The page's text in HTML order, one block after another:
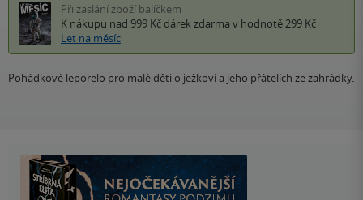
Při zaslání zboží balíčkem
K nákupu nad 999 Kč dárek zdarma v hodnotě 299 Kč
Let na měsíc
Pohádkové leporelo pro malé děti o ježkovi a jeho přátelích ze zahrádky.